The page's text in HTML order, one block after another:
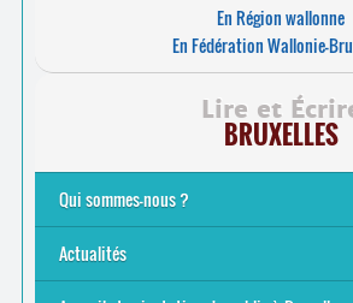
En Région wallonne
En Fédération Wallonie-
Lire et
BRUXELLES
Qui sommes-nous ?
Analphabétisme et illettrisme
L’alphabétisation populaire
Le mouvement Lire et Écrire
Nos missions
... Tous les articles
Actualités